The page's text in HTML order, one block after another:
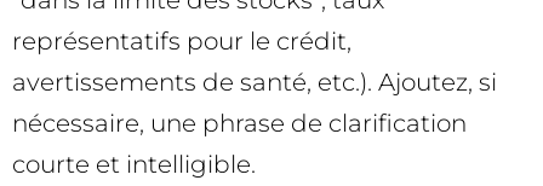
représentatifs pour le crédit,
avertissements de santé, etc.). Ajoutez, si
nécessaire, une phrase de clarification
courte et intelligible.